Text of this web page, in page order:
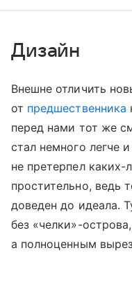
Дизайн
Внешне отличить
от предшественника
перед нами тот же
стал немного легче
не претерпел
простительно, ведь
доведен до идеала.
без «челки»-
а полноценным